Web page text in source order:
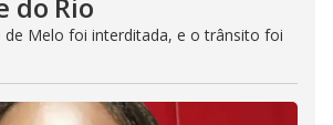
de Melo foi interditada, e o trânsito foi